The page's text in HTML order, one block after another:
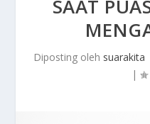
SAAT
Diposting oleh suarakita
|